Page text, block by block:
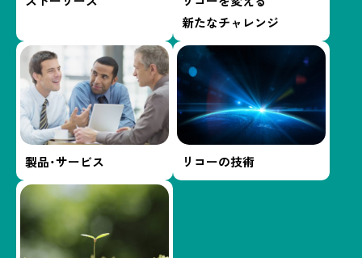
新たなチャレンジ
製品・サービス リコーの技術